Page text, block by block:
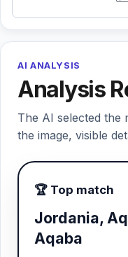
AI ANALYSIS
Analysis
The AI selected the
the image, visible
🏆 Top match
Jordania,
Aqaba